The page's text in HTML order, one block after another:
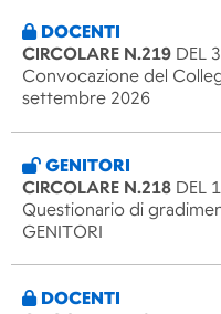
DOCENTI
CIRCOLARE N.219 DEL
Convocazione del
settembre 2026
GENITORI
CIRCOLARE N.218 DEL
Questionario di
GENITORI
DOCENTI